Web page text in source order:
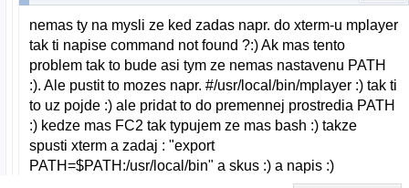
nemas ty na mysli ze ked zadas napr. do xterm-u mplayer
tak ti napise command not found ?:) Ak mas tento
problem tak to bude asi tym ze nemas nastavenu PATH
:). Ale pustit to mozes napr. #/usr/local/bin/mplayer :) tak ti
to uz pojde :) ale pridat to do premennej prostredia PATH
:) kedze mas FC2 tak typujem ze mas bash :) takze
spusti xterm a zadaj : "export
PATH=$PATH:/usr/local/bin" a skus :) a napis :)